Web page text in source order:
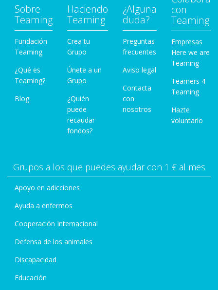
Sobre
Teaming
Fundación
Teaming
¿Qué es
Teaming?
Blog
Haciendo
Teaming
Crea tu
Grupo
Únete a un
Grupo
¿Quién
puede
recaudar
fondos?
¿Alguna
duda?
Preguntas
frecuentes
Aviso legal
Contacta
con
nosotros
con
Teaming
Empresas
Here we are
Teaming
Teamers 4
Teaming
Hazte
voluntario
Grupos a los que puedes ayudar con 1 € al mes
Apoyo en adicciones
Ayuda a enfermos
Cooperación Internacional
Defensa de los animales
Discapacidad
Educación